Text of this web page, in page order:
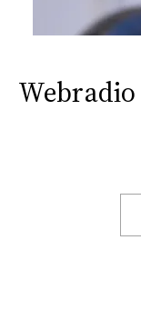
Webradio